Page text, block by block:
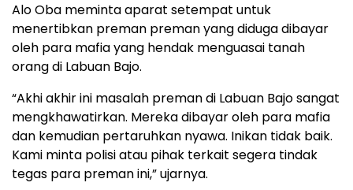
Alo Oba meminta aparat setempat untuk
menertibkan preman preman yang diduga dibayar
oleh para mafia yang hendak menguasai tanah
orang di Labuan Bajo.
“Akhi akhir ini masalah preman di Labuan Bajo sangat
mengkhawatirkan. Mereka dibayar oleh para mafia
dan kemudian pertaruhkan nyawa. Inikan tidak baik.
Kami minta polisi atau pihak terkait segera tindak
tegas para preman ini,” ujarnya.